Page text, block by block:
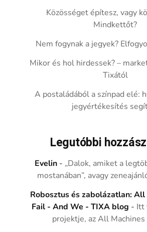
Közösséget építesz, vagy
Mindkettőt?
Nem fogynak a jegyek?
Mikor és hol hirdessek? –
Tixától
A postaládából a színpad elé:
jegyértékesítés
Legutóbbi
Evelin - „Dalok, amiket a
mostanában”, avagy
Robosztus és zabolázatlan:
Fail - And We - TIXA blog - Itt
projektje, az All